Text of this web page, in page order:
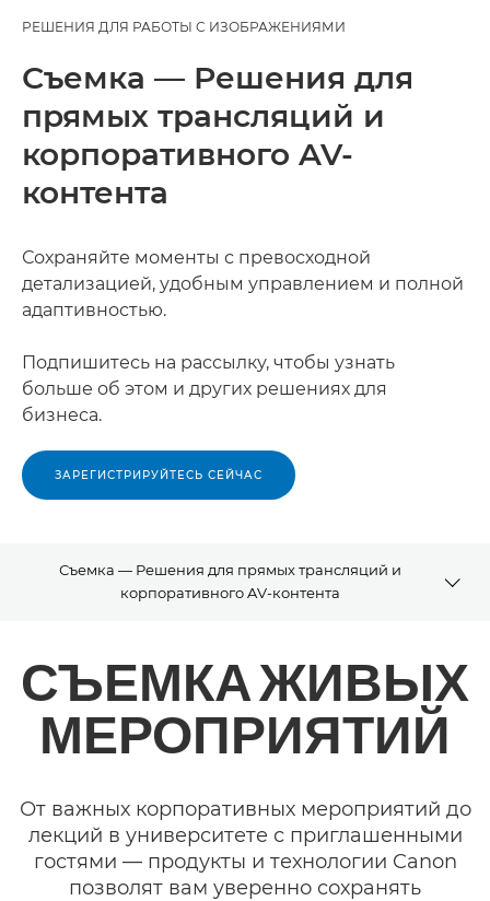
РЕШЕНИЯ ДЛЯ РАБОТЫ С ИЗОБРАЖЕНИЯМИ
Съемка — Решения для
прямых трансляций и
корпоративного AV-
контента
Сохраняйте моменты с превосходной
детализацией, удобным управлением и полной
адаптивностью.
Подпишитесь на рассылку, чтобы узнать
больше об этом и других решениях для
бизнеса.
ЗАРЕГИСТРИРУЙТЕСЬ СЕЙЧАС
Съемка — Решения для прямых трансляций и
корпоративного AV-контента
Решения
SDK
СЪЕМКА ЖИВЫХ
МЕРОПРИЯТИЙ
От важных корпоративных мероприятий до
лекций в университете с приглашенными
гостями — продукты и технологии Canon
позволят вам уверенно сохранять